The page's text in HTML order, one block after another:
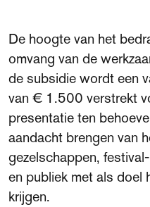
De hoogte van het
omvang van de
de subsidie wordt een
van € 1.500 verstrekt
presentatie ten
aandacht brengen van
gezelschappen,
en publiek met als doel
krijgen.